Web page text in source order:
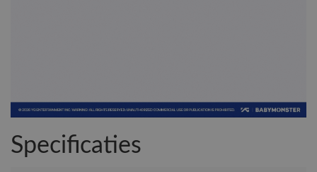
Specificaties